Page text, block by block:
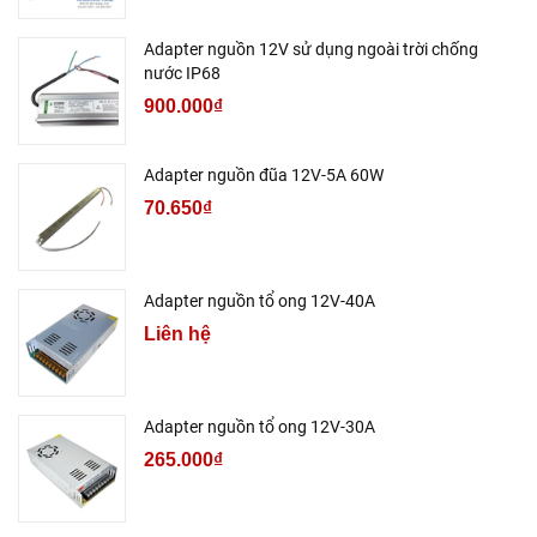
Adapter nguồn 12V sử dụng ngoài trời chống
nước IP68
900.000₫
Adapter nguồn đũa 12V-5A 60W
70.650₫
Adapter nguồn tổ ong 12V-40A
Liên hệ
Adapter nguồn tổ ong 12V-30A
265.000₫